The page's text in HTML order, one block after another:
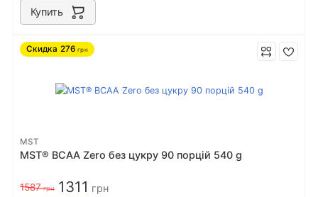
Купить
Скидка 276 грн
MST
MST® BCAA Zero без цукру 90 порцiй 540 g
1587грн 1311 грн